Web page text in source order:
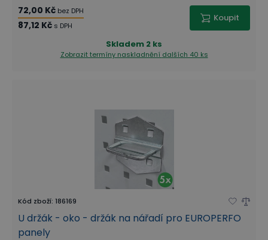
72,00 Kč bez DPH
87,12 Kč s DPH
Koupit
Skladem 2 ks
Zobrazit termíny naskladnění dalších 40 ks
Kód zboží: 186169
U držák - oko - držák na nářadí pro EUROPERFO
panely